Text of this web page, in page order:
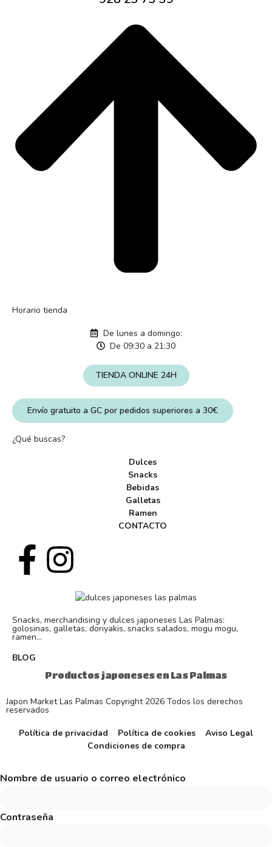
Snacks, merchandising y dulces japoneses Las Palmas:
golosinas, galletas, doriyakis, snacks salados, mogu mogu,
ramen...
BLOG
Productos japoneses en Las Palmas
¿Qué buscas?
Dulces
Snacks
Bebidas
Galletas
Ramen
CONTACTO
Horario tienda
De lunes a domingo:
De 09:30 a 21:30
TIENDA ONLINE 24H
Envío gratuito a GC por pedidos superiores a 30€
Japon Market Las Palmas Copyright 2026 Todos los derechos
reservados
Política de privacidad
Política de cookies
Aviso Legal
Condiciones de compra
Nombre de usuario o correo electrónico
Contraseña